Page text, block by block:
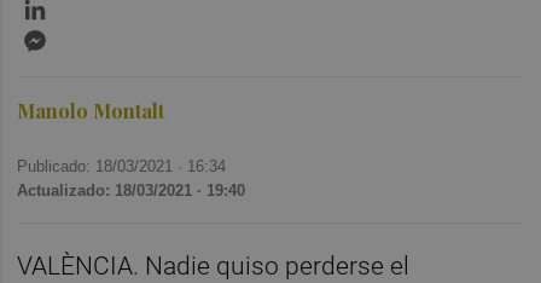
Manolo Montalt
Publicado: 18/03/2021 · 16:34
Actualizado: 18/03/2021 · 19:40
VALÈNCIA. Nadie quiso perderse el